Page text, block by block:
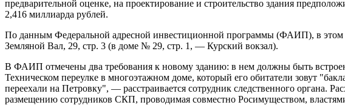
предварительной оценке, на проектирование и строительство здания
2,416 миллиарда рублей.
По данным Федеральной адресной инвестиционной программы (ФАИП), в этом
Земляной Вал, 29, стр. 3 (в доме № 29, стр. 1, — Курский вокзал).
В ФАИП отмечены два требования к новому зданию: в нем должны быть
Техническом переулке в многоэтажном доме, который его обитатели зовут
переехали на Петровку", — расстраивается сотрудник следственного органа.
размещению сотрудников СКП, проводимая совместно Росимуществом,